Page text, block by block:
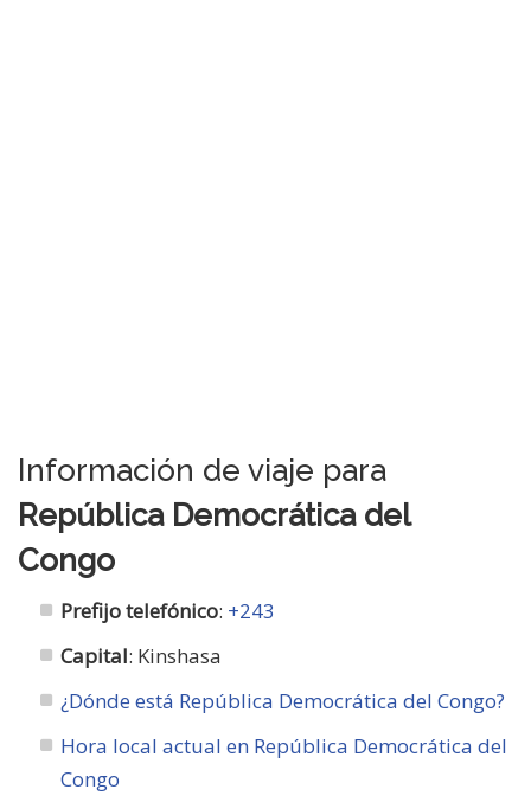
Información de viaje para
República Democrática del
Congo
Prefijo telefónico: +243
Capital: Kinshasa
¿Dónde está República Democrática del Congo?
Hora local actual en República Democrática del
Congo